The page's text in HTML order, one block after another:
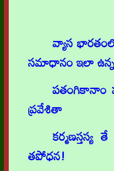
వ్యాస
సమాధానం ఇలా
పతంగికానాం
ప్రవేశితా
కర్మణస్తస్య
తపోధన!